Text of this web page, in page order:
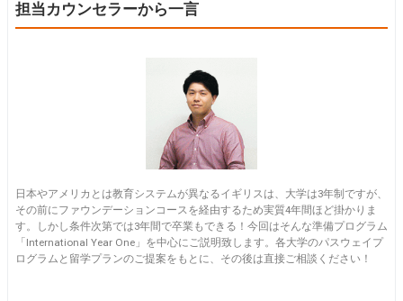
担当カウンセラーから一言
日本やアメリカとは教育システムが異なるイギリスは、大学は3年制ですが、
その前にファウンデーションコースを経由するため実質4年間ほど掛かりま
す。しかし条件次第では3年間で卒業もできる！今回はそんな準備プログラム
「International Year One」を中心にご説明致します。各大学のパスウェイプ
ログラムと留学プランのご提案をもとに、その後は直接ご相談ください！